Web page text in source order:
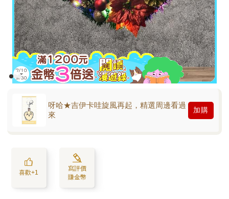
呀哈★吉伊卡哇旋風再起，精選周邊看過
來
加購
喜歡+1
寫評價
賺金幣